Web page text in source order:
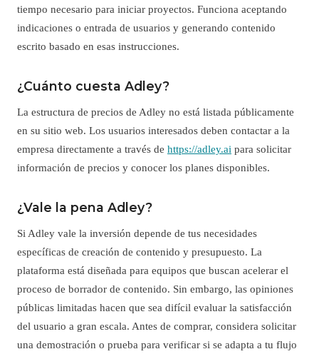
tiempo necesario para iniciar proyectos. Funciona aceptando
indicaciones o entrada de usuarios y generando contenido
escrito basado en esas instrucciones.
¿Cuánto cuesta Adley?
La estructura de precios de Adley no está listada públicamente
en su sitio web. Los usuarios interesados deben contactar a la
empresa directamente a través de https://adley.ai para solicitar
información de precios y conocer los planes disponibles.
¿Vale la pena Adley?
Si Adley vale la inversión depende de tus necesidades
específicas de creación de contenido y presupuesto. La
plataforma está diseñada para equipos que buscan acelerar el
proceso de borrador de contenido. Sin embargo, las opiniones
públicas limitadas hacen que sea difícil evaluar la satisfacción
del usuario a gran escala. Antes de comprar, considera solicitar
una demostración o prueba para verificar si se adapta a tu flujo